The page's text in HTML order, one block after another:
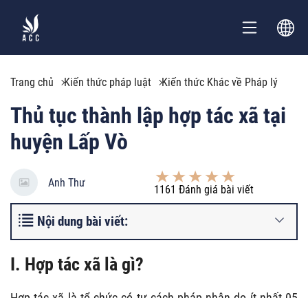
Trang chủ Kiến thức pháp luật Kiến thức Khác về Pháp lý
Thủ tục thành lập hợp tác xã tại
huyện Lấp Vò
Anh Thư
1161 Đánh giá bài viết
Nội dung bài viết:
I. Hợp tác xã là gì?